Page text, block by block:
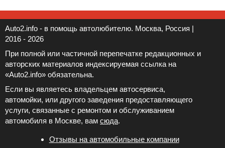
Auto2.info - в помощь автолюбителю. Москва, Россия |
2016 - 2026
При полной или частичной перепечатке редакционных и
авторских материалов индексируемая ссылка на
«Auto2.info» обязательна.
Если вы являетесь владельцем автосервиса,
автомойки, или другого заведения предоставляющего
услуги, связанные с ремонтом и обслуживанием
автомобиля в Москве, вам сюда.
Отзывы на автомобильные компании